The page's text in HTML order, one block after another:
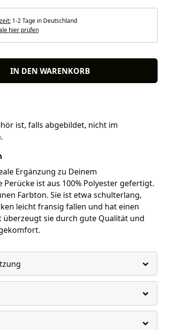
1-2 Tage in Deutschland
hier prüfen
IN DEN WARENKORB
ist, falls abgebildet, nicht im
Ergänzung zu Deinem
Perücke ist aus 100% Polyester gefertigt.
Farbton. Sie ist etwa schulterlang,
leicht fransig fallen und hat einen
überzeugt sie durch gute Qualität und